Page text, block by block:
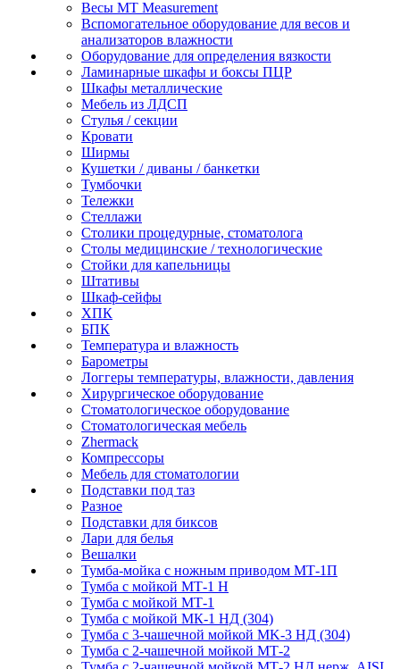
Весы MT Measurement
Вспомогательное оборудование для весов и
анализаторов влажности
Оборудование для определения вязкости
Ламинарные шкафы и боксы ПЦР
Шкафы металлические
Мебель из ЛДСП
Стулья / секции
Кровати
Ширмы
Кушетки / диваны / банкетки
Тумбочки
Тележки
Стеллажи
Столики процедурные, стоматолога
Столы медицинские / технологические
Стойки для капельницы
Штативы
Шкаф-сейфы
ХПК
БПК
Температура и влажность
Барометры
Логгеры температуры, влажности, давления
Хирургическое оборудование
Стоматологическое оборудование
Стоматологическая мебель
Zhermack
Компрессоры
Мебель для стоматологии
Подставки под таз
Разное
Подставки для биксов
Лари для белья
Вешалки
Тумба-мойка с ножным приводом МТ-1П
Тумба с мойкой МТ-1 Н
Тумба с мойкой МТ-1
Тумба с мойкой МК-1 НД (304)
Тумба с 3-чашечной мойкой МK-3 НД (304)
Тумба с 2-чашечной мойкой МТ-2